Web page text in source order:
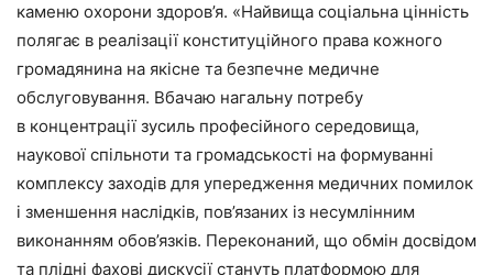
каменю охорони здоров’я. «Найвища соціальна цінність
полягає в реалізації конституційного права кожного
громадянина на якісне та безпечне медичне
обслуговування. Вбачаю нагальну потребу
в концентрації зусиль професійного середовища,
наукової спільноти та громадськості на формуванні
комплексу заходів для упередження медичних помилок
і зменшення наслідків, пов’язаних із несумлінним
виконанням обов’язків. Переконаний, що обмін досвідом
та плідні фахові дискусії стануть платформою для